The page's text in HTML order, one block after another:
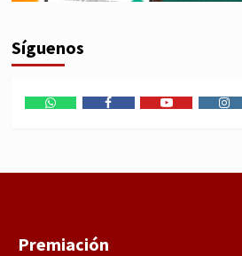
Síguenos
Premiación